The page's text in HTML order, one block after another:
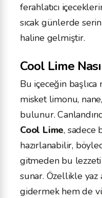
ferahlatıcı
sıcak günlerde
haline gelmiştir.
Cool Lime
Bu içeceğin
misket limonu,
bulunur.
Cool Lime, sadece
hazırlanabilir,
gitmeden bu lezzeti
sunar. Özellikle yaz
gidermek hem de